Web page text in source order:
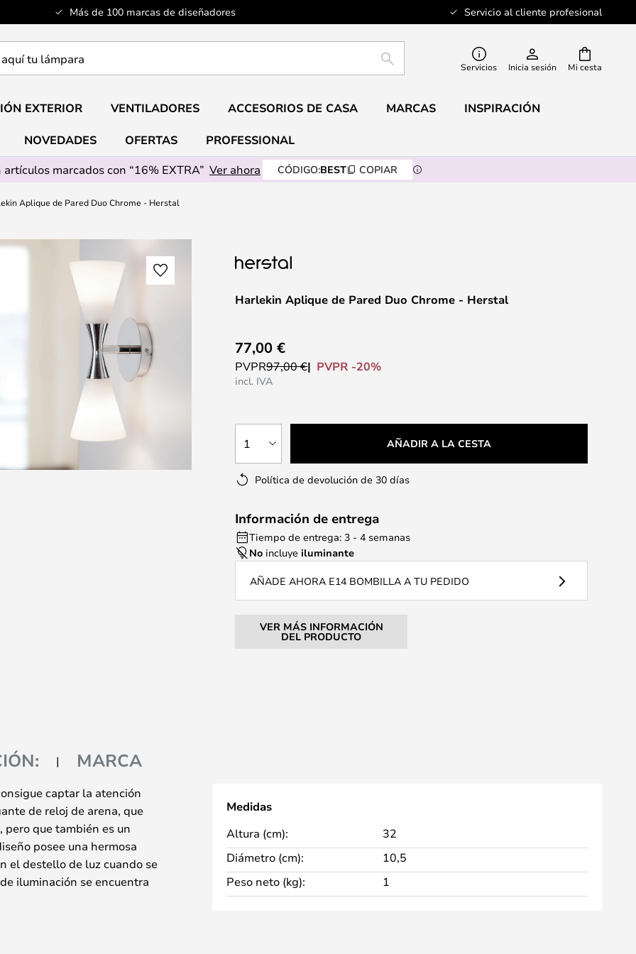
Más de 100 marcas de diseñadores Servicio al cliente profesional
Mi cesta
BUSCAR Servicios Inicia sesión
EXTERIOR VENTILADORES ACCESORIOS DE CASA MARCAS INSPIRACIÓN
NOVEDADES OFERTAS
PROFESSIONAL
artículos marcados con “16% EXTRA” Ver ahora CÓDIGO:BEST COPIAR
Aplique de Pared Duo Chrome - Herstal
Harlekin Aplique de Pared Duo Chrome - Herstal
77,00 €
PVPR97,00 € PVPR -20%
incl. IVA
1 AÑADIR A LA CESTA
Política de devolución de 30 días
Información de entrega
Tiempo de entrega: 3 - 4 semanas
No incluyeiluminante
AÑADE AHORA E14 BOMBILLA A TU PEDIDO
VER MÁS INFORMACIÓN
DEL PRODUCTO
MARCA
captar la atención
de reloj de arena, que
pero que también es un
posee una hermosa
el destello de luz cuando se
iluminación se encuentra
consiguen emitir la luz en una
Medidas
Altura (cm):
32
Diámetro (cm):
10,5
Peso neto (kg):
1